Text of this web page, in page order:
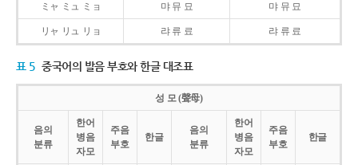
ミャ ミュ ミョ 먀 뮤 묘 먀 뮤 묘
リャ リュ リョ 랴 류 료 랴 류 료
표 5 중국어의 발음 부호와 한글 대조표
성 모 (聲母)
음의
분류
한어
병음
자모
주음
부호
한글
음의
분류
한어
병음
자모
주음
부호
한글